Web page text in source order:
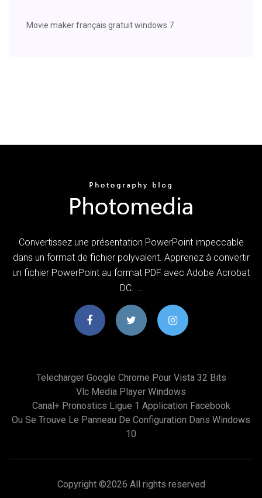
Movie maker français gratuit windows 7
Convertissez une présentation PowerPoint impeccable
dans un format de fichier polyvalent. Apprenez à convertir
un fichier PowerPoint au format PDF avec Adobe Acrobat
DC. …
Telecharger Google Chrome Pour Vista 32 Bits
Vlc Media Player Windows
Canal+ Pronostics Ligue 1 Application Facebook
Ou Se Trouve Le Panneau De Configuration Dans Windows
10
Copyright ©2026 All rights reserved